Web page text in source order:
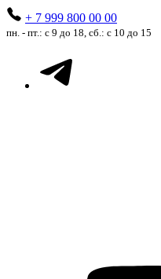
+ 7 999 800 00 00
пн. - пт.: с 9 до 18, сб.: с 10 до 15